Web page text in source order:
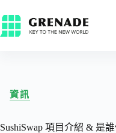
資訊
SushiSwap 項目介紹 & 是